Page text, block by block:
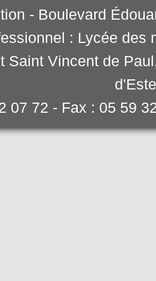
- Boulevard
: Lycée des
Saint Vincent de
07 72 - Fax : 05 59